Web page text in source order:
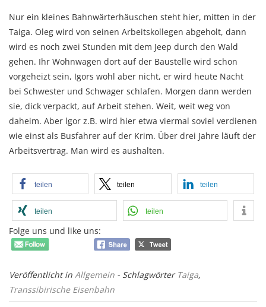
Nur ein kleines Bahnwärterhäuschen steht hier, mitten in der
Taiga. Oleg wird von seinen Arbeitskollegen abgeholt, dann
wird es noch zwei Stunden mit dem Jeep durch den Wald
gehen. Ihr Wohnwagen dort auf der Baustelle wird schon
vorgeheizt sein, Igors wohl aber nicht, er wird heute Nacht
bei Schwester und Schwager schlafen. Morgen dann werden
sie, dick verpackt, auf Arbeit stehen. Weit, weit weg von
daheim. Aber lgor z.B. wird hier etwa viermal soviel verdienen
wie einst als Busfahrer auf der Krim. Über drei Jahre läuft der
Arbeitsvertrag. Man wird es aushalten.
teilen teilen teilen
teilen teilen
Folge uns und like uns:
Veröffentlicht in Allgemein - Schlagwörter Taiga,
Transsibirische Eisenbahn